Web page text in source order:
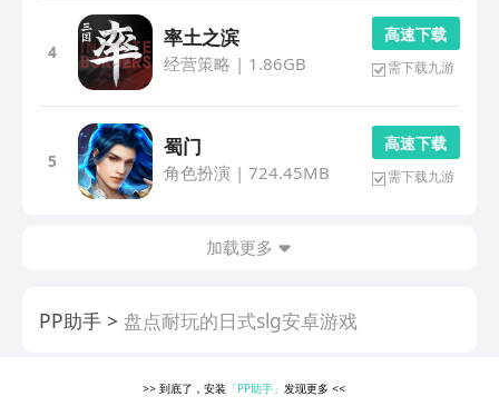
4
率土之滨
经营策略 | 1.86GB
高 速 下 载
需下载九游
5
蜀门
角色扮演 | 724.45MB
高 速 下 载
需下载九游
加载更多
PP助手 盘点耐玩的日式slg安卓游戏
>> 到底了，安装 「PP助手」 发现更多<<